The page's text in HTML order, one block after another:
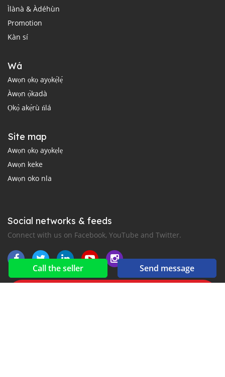
Call the seller Send message
Ìlànà & Àdéhùn
Promotion
Kàn sí
Wá
Awọn ọkọ ayọkẹ́lẹ́
Àwọn ọ̀kadà
Ọkọ̀ akẹ́rù ńlá
Site map
Awọn ọkọ ayọkẹlẹ
Awọn keke
Awọn oko nla
Social networks & feeds
Connect with us on Facebook, YouTube and Twitter.